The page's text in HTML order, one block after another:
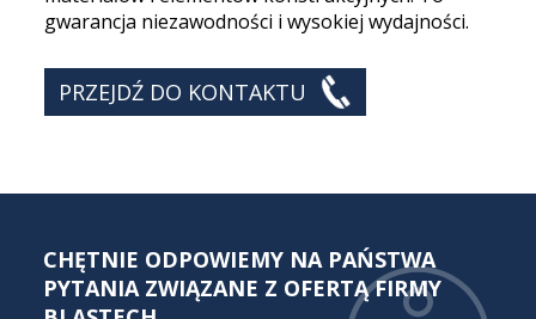
gwarancja niezawodności i wysokiej wydajności.
PRZEJDŹ DO KONTAKTU
CHĘTNIE ODPOWIEMY NA PAŃSTWA
PYTANIA ZWIĄZANE Z OFERTĄ FIRMY